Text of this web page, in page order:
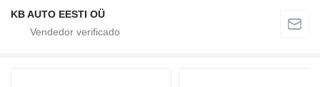
KB AUTO EESTI OÜ